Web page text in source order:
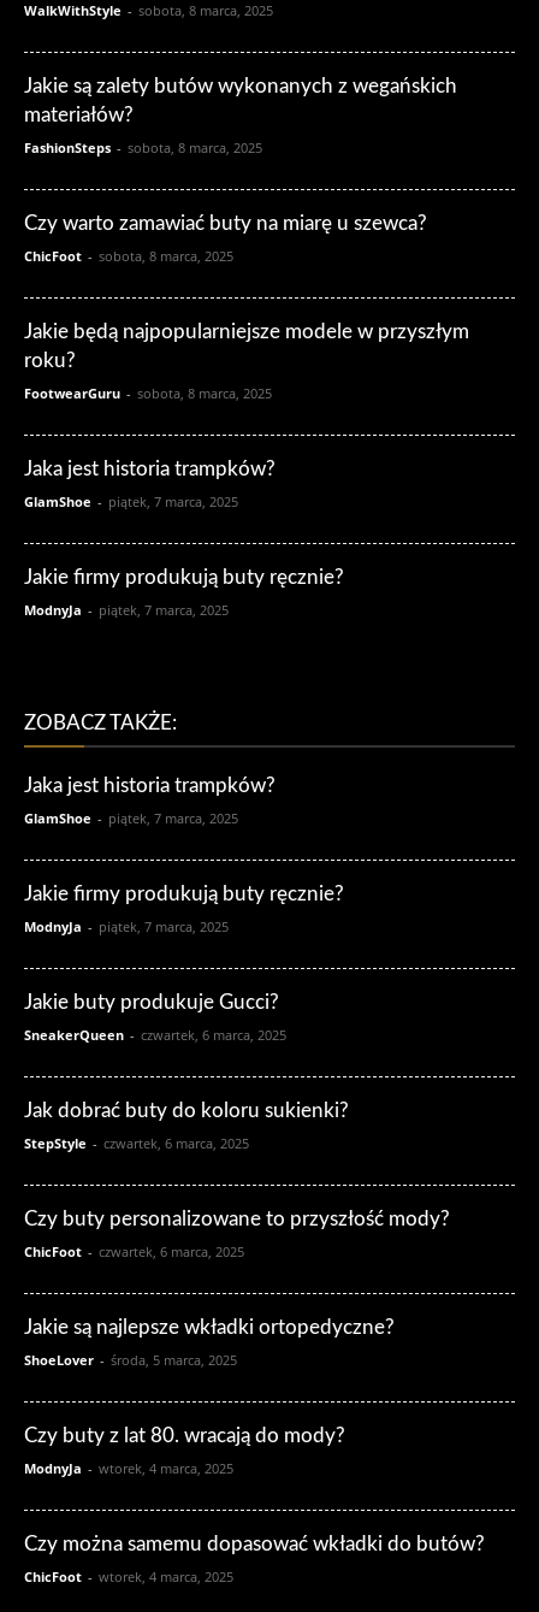
WalkWithStyle - sobota, 8 marca, 2025
Jakie są zalety butów wykonanych z wegańskich
materiałów?
FashionSteps - sobota, 8 marca, 2025
Czy warto zamawiać buty na miarę u szewca?
ChicFoot - sobota, 8 marca, 2025
Jakie będą najpopularniejsze modele w przyszłym
roku?
FootwearGuru - sobota, 8 marca, 2025
Jaka jest historia trampków?
GlamShoe - piątek, 7 marca, 2025
Jakie firmy produkują buty ręcznie?
ModnyJa - piątek, 7 marca, 2025
ZOBACZ TAKŻE:
Jaka jest historia trampków?
GlamShoe - piątek, 7 marca, 2025
Jakie firmy produkują buty ręcznie?
ModnyJa - piątek, 7 marca, 2025
Jakie buty produkuje Gucci?
SneakerQueen - czwartek, 6 marca, 2025
Jak dobrać buty do koloru sukienki?
StepStyle - czwartek, 6 marca, 2025
Czy buty personalizowane to przyszłość mody?
ChicFoot - czwartek, 6 marca, 2025
Jakie są najlepsze wkładki ortopedyczne?
ShoeLover - środa, 5 marca, 2025
Czy buty z lat 80. wracają do mody?
ModnyJa - wtorek, 4 marca, 2025
Czy można samemu dopasować wkładki do butów?
ChicFoot - wtorek, 4 marca, 2025